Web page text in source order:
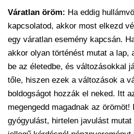
Váratlan öröm: Ha eddig
kapcsolatod, akkor most elkezd
egy váratlan esemény kapcsán.
akkor olyan történést mutat a lap,
be az életedbe, és változásokkal
tőle, hiszen ezek a változások a
boldogságot hozzák el neked. Itt
megengedd magadnak az örömöt!
gyógyulást, hirtelen javulást